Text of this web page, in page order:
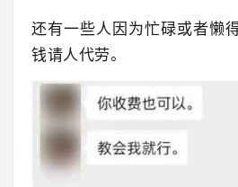
还有一些人因为忙碌或者懒
钱请人代劳。